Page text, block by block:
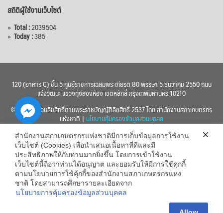
สถิติผู้ใช้งานเว็บไซต์
» Total :2039504
» Today :385
120 (อาคาร C) ชั้น 5 ศูนย์ราชการเฉลิมพระเกียรติ 80 พรรษา 5 ธันวาคม 2550 ถนน
แจ้งวัฒนะ แขวงทุ่งสองห้อง เขตหลักสี่ กรุงเทพมหานคร 10210
© 2560 สงวนลิขสิทธิ์ตามพระราชบัญญัติลิขสิทธิ์ 2537 โดย สำนักงานสภาเกษตรกร
แห่งชาติ | นโยบายคุ้มครองข้อมูลส่วนบุคคล
สำนักงานสภาเกษตรกรแห่งชาติมีการเก็บข้อมูลการใช้งาน
เว็บไซต์ (Cookies) เพื่อนำเสนอเนื้อหาที่ดีและมี
ประสิทธิภาพให้กับท่านมากยิ่งขึ้น โดยการเข้าใช้งาน
เว็บไซต์นี้ถือว่าท่านได้อนุญาต และยอมรับให้มีการใช้คุกกี้
ตามนโยบายการใช้คุ้กกี้ของสำนักงานสภาเกษตรกรแห่ง
ชาติ โดยสามารถศึกษารายละเอียดจาก
นโยบายการคุ้มครองข้อมูลส่วนบุคคล
Hide
chaty